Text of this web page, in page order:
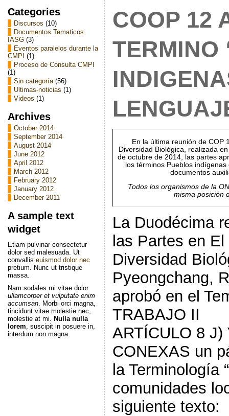
Categories
Discursos (10)
Documentos Tematicos
IASG(3)
Eventos paralelos durante la
CMPI (1)
Proceso de Consulta CMPI
(1)
Sin categoría(56)
Ultimas-noticias (1)
Videos (1)
Archives
October 2014
September 2014
August 2014
June 2012
April 2012
March 2012
February 2012
January 2012
December 2011
A sample text
widget
Etiam pulvinar consectetur
dolor sed malesuada. Ut
convallis euismod dolor nec
pretium. Nunc ut tristique
massa.
Nam sodales mi vitae dolor
ullamcorper et vulputate enim
accumsan. Morbi orci magna,
tincidunt vitae molestie nec,
molestie at mi. Nulla nulla
lorem, suscipit in posuere in,
interdum non magna.
COOP 12
TERMINO
En la última reunión de COP
Diversidad Biológica, realizada
de octubre de 2014, las partes
los términos Pueblos
documentos
Todos los organismos de la
misma posición
La Duodécima
las Partes en
Diversidad
Pyeongchang,
aprobó en el
TRABAJO II
ARTÍCULO 8
CONEXAS un
la Terminología
comunidades
siguiente texto: